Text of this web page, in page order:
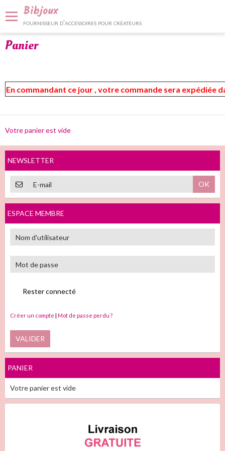
Bibjoux
fournisseur d'accessoires pour créateurs
Panier
Accueil
Contact
Panier
En commandant ce jour , votre commande sera expédiée
Votre panier est vide
NEWSLETTER
OK
ESPACE MEMBRE
Rester connecté
Créer un compte | Mot de passe perdu ?
VALIDER
PANIER
Votre panier est vide